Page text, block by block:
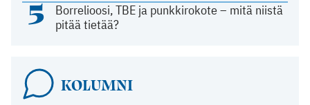
5
Borrelioosi, TBE ja punkkirokote – mitä niistä
pitää tietää?
KOLUMNI